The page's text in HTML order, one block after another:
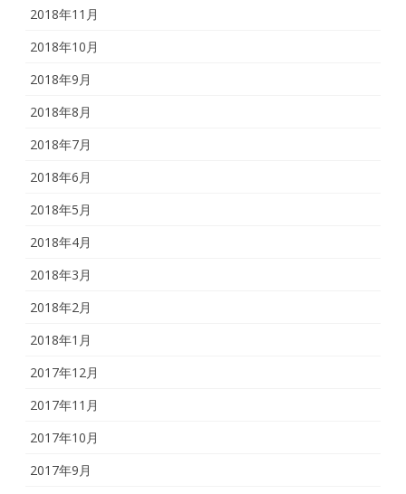
2018年11月
2018年10月
2018年9月
2018年8月
2018年7月
2018年6月
2018年5月
2018年4月
2018年3月
2018年2月
2018年1月
2017年12月
2017年11月
2017年10月
2017年9月